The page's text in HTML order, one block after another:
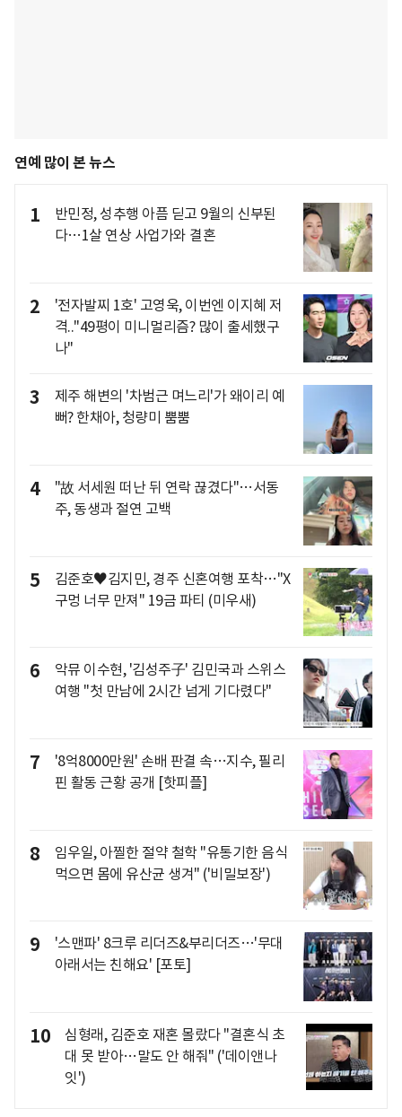
연예 많이 본 뉴스
1
반민정, 성추행 아픔 딛고 9월의 신부된
다…1살 연상 사업가와 결혼
2
'전자발찌 1호' 고영욱, 이번엔 이지혜 저
격.."49평이 미니멀리즘? 많이 출세했구
나"
3
제주 해변의 '차범근 며느리'가 왜이리 예
뻐? 한채아, 청량미 뿜뿜
4
"故 서세원 떠난 뒤 연락 끊겼다"…서동
주, 동생과 절연 고백
5
김준호♥김지민, 경주 신혼여행 포착…"X
구멍 너무 만져" 19금 파티 (미우새)
6
악뮤 이수현, '김성주子' 김민국과 스위스
여행 "첫 만남에 2시간 넘게 기다렸다"
7
'8억8000만원' 손배 판결 속…지수, 필리
핀 활동 근황 공개 [핫피플]
8
임우일, 아찔한 절약 철학 "유통기한 음식
먹으면 몸에 유산균 생겨" ('비밀보장')
9
'스맨파' 8크루 리더즈&부리더즈…'무대
아래서는 친해요' [포토]
10
심형래, 김준호 재혼 몰랐다 "결혼식 초
대 못 받아…말도 안 해줘" ('데이앤나
잇')